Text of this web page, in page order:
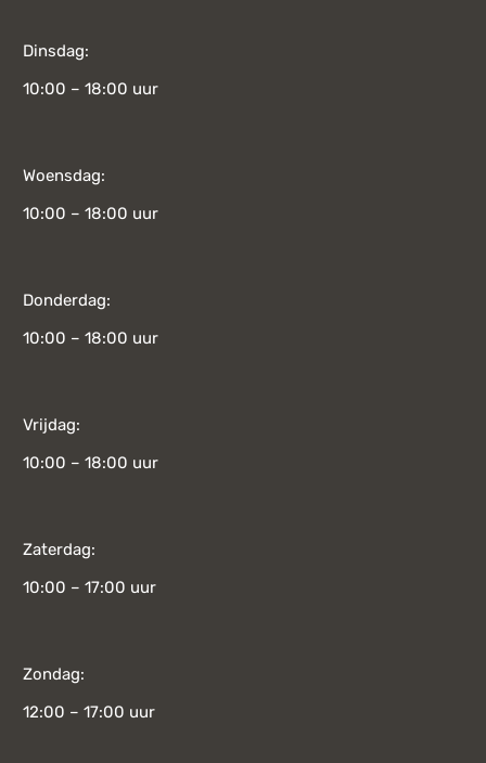
Dinsdag:
10:00 – 18:00 uur
Woensdag:
10:00 – 18:00 uur
Donderdag:
10:00 – 18:00 uur
Vrijdag:
10:00 – 18:00 uur
Zaterdag:
10:00 – 17:00 uur
Zondag:
12:00 – 17:00 uur